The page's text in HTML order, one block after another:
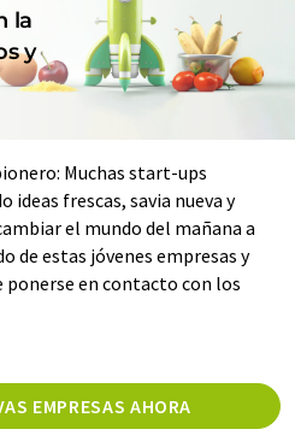
la
y
Muchas start-ups
frescas, savia nueva y
el mundo del mañana a
de estas jóvenes empresas y
en contacto con los
EMPRESAS AHORA